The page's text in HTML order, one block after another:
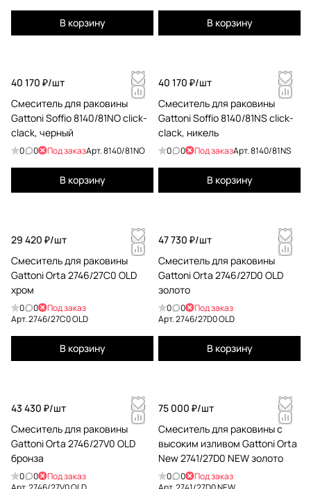
В корзину В корзину
40 170 ₽/шт
Смеситель для раковины
Gattoni Soffio 8140/81NO click-
clack, черный
0 0 Под заказАрт.8140/81NO
В корзину
40 170 ₽/шт
Смеситель для раковины
Gattoni Soffio 8140/81NS click-
clack, никель
0 0 Под заказАрт.8140/81NS
В корзину
29 420 ₽/шт
Смеситель для раковины
Gattoni Orta 2746/27C0 OLD
хром
0 0
Под заказ
Арт.2746/27C0 OLD
В корзину
47 730 ₽/шт
Смеситель для раковины
Gattoni Orta 2746/27D0 OLD
золото
0 0
Под заказ
Арт.2746/27D0 OLD
В корзину
43 430 ₽/шт
Смеситель для раковины
Gattoni Orta 2746/27V0 OLD
бронза
0 0
Под заказ
75 000 ₽/шт
Смеситель для раковины с
высоким изливом Gattoni Orta
New 2741/27D0 NEW золото
0 0
Под заказ